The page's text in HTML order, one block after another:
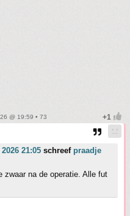
@ 19:59 • 73
21:05 schreef praadje
zwaar na de operatie. Alle fut